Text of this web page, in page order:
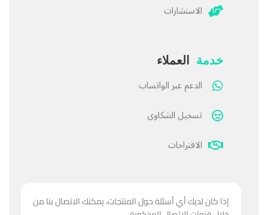
الاستشارات
خدمة العملاء
الدعم عبر الواتساب
تسجيل الشكاوى
الاقتراحات
إذا كان لديك أي أسئلة حول المنتجات، يمكنك الاتصال بنا من